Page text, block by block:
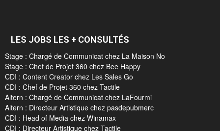
LES JOBS LES + CONSULTÉS
Stage : Chargé de Communicat chez La Maison No
Stage : Chef de Projet 360 chez Bee Happy
CDI : Content Creator chez Les Sales Go
CDI : Chef de Projet 360 chez Tactile
Altern : Chargé de Communicat chez LaFourmi
Altern : Directeur Artistique chez pasdepubmerc
CDI : Head of Media chez Winamax
CDI : Directeur Artistique chez Tactile